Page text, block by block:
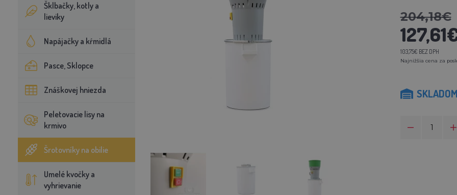
Šklbačky, kotly a
lieviky
Napájačky a kŕmidlá
Pasce, Sklopce
Znáškovej hniezda
Peletovacie lisy na
krmivo
Šrotovníky na obilie
Umelé kvočky a
vyhrievanie
204,18€
103,75€ BEZ DPH
Najnižšia cena za
SKLADOM